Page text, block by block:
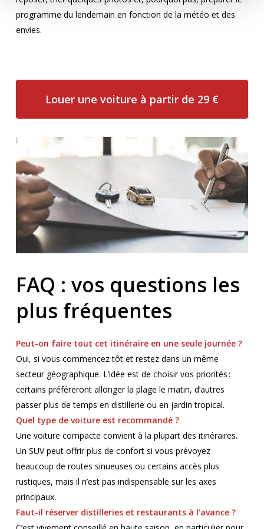
programme du lendemain en fonction de la météo et des
envies.
Louer une voiture à partir de 29 €
FAQ : vos questions les
plus fréquentes
Peut-on faire tout cet itinéraire en une seule journée ?
Oui, si vous commencez tôt et restez dans un même
secteur géographique. L’idée est de choisir vos priorités :
certains préféreront allonger la plage le matin, d’autres
passer plus de temps en distillerie ou en jardin tropical.
Quel type de voiture est recommandé ?
Une voiture compacte convient à la plupart des itinéraires.
Un SUV peut offrir plus de confort si vous prévoyez
beaucoup de routes sinueuses ou certains accès plus
rustiques, mais il n’est pas indispensable sur les axes
principaux.
Faut-il réserver distilleries et restaurants à l’avance ?